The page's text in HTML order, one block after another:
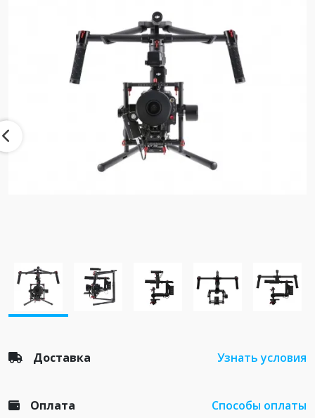
Доставка Узнать условия
Оплата Способы оплаты